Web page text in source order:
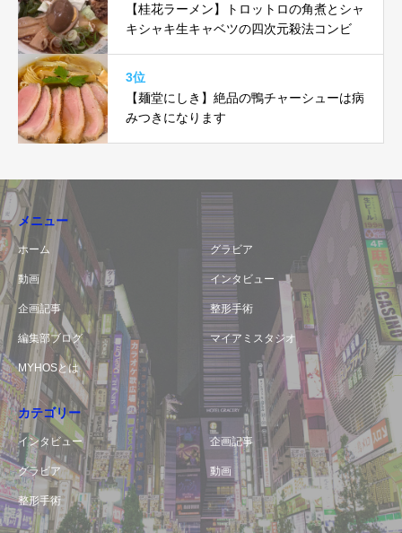
【桂花ラーメン】トロットロの角煮とシャ
キシャキ生キャベツの四次元殺法コンビ
3位
【麺堂にしき】絶品の鴨チャーシューは病
みつきになります
メニュー
ホーム グラビア
動画 インタビュー
企画記事 整形手術
編集部ブログ マイアミスタジオ
MYHOSとは
カテゴリー
インタビュー 企画記事
グラビア 動画
整形手術